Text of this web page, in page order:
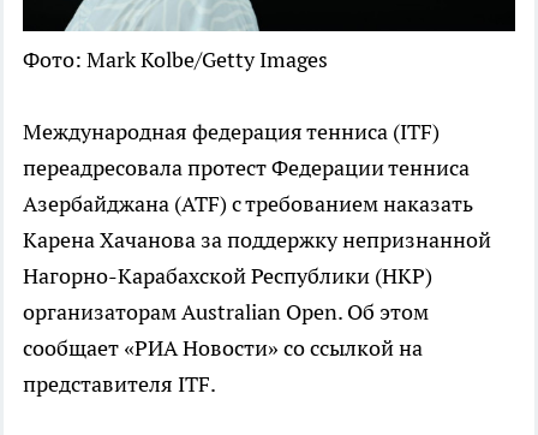
Фото: Mark Kolbe/Getty Images
Международная федерация тенниса (ITF)
переадресовала протест Федерации тенниса
Азербайджана (ATF) с требованием наказать
Карена Хачанова за поддержку непризнанной
Нагорно-Карабахской Республики (НКР)
организаторам Australian Open. Об этом
сообщает «РИА Новости» со ссылкой на
представителя ITF.